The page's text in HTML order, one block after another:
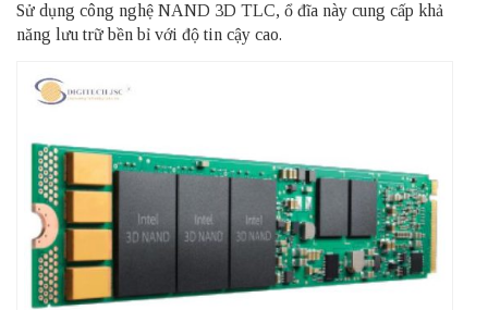
Sử dụng công nghệ NAND 3D TLC, ổ đĩa này cung cấp khả
năng lưu trữ bền bỉ với độ tin cậy cao.